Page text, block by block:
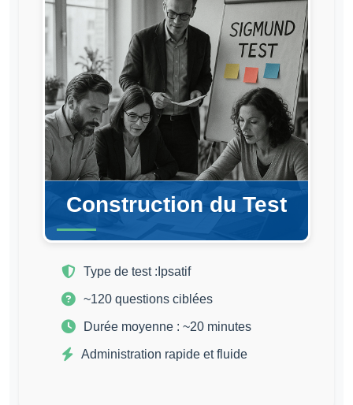
Construction du Test
Type de test : Ipsatif
~120 questions ciblées
Durée moyenne : ~20 minutes
Administration rapide et fluide